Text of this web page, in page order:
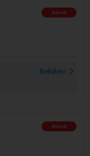
Bloed
Bekijken
Bloed